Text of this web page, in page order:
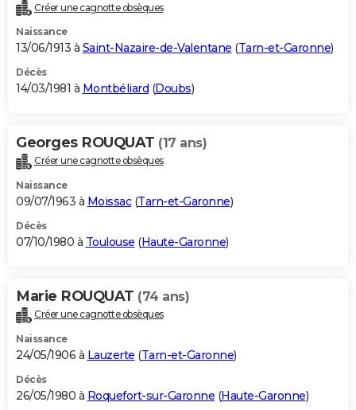
Créer une cagnotte obsèques
Naissance
13/06/1913 à Saint-Nazaire-de-Valentane (Tarn-et-Garonne)
Décès
14/03/1981 à Montbéliard (Doubs)
Georges ROUQUAT (17 ans)
Créer une cagnotte obsèques
Naissance
09/07/1963 à Moissac(Tarn-et-Garonne)
Décès
07/10/1980 à Toulouse (Haute-Garonne)
Marie ROUQUAT (74 ans)
Créer une cagnotte obsèques
Naissance
24/05/1906 à Lauzerte (Tarn-et-Garonne)
Décès
26/05/1980 à Roquefort-sur-Garonne (Haute-Garonne)